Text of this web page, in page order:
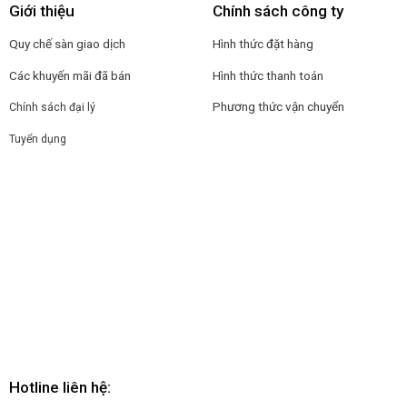
Giới thiệu
Quy chế sàn giao dịch
Các khuyến mãi đã bán
Chính sách đại lý
Tuyển dụng
Chính sách công ty
Hình thức đặt hàng
Hình thức thanh toán
Phương thức vận chuyển
Hotline liên hệ: